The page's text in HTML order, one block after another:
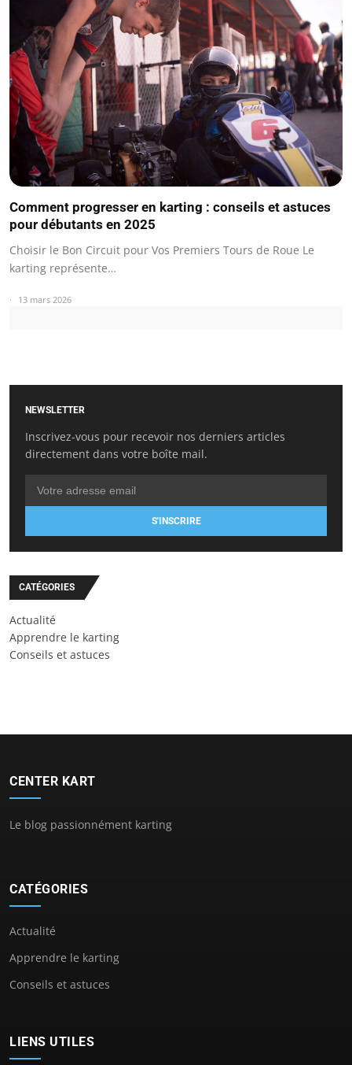
Comment progresser en karting : conseils et astuces
pour débutants en 2025
Choisir le Bon Circuit pour Vos Premiers Tours de Roue Le
karting représente…
13 mars 2026
NEWSLETTER
Inscrivez-vous pour recevoir nos derniers articles
directement dans votre boîte mail.
S'INSCRIRE
CATÉGORIES
Actualité
Apprendre le karting
Conseils et astuces
CENTER KART
Le blog passionnément karting
CATÉGORIES
Actualité
Apprendre le karting
Conseils et astuces
LIENS UTILES